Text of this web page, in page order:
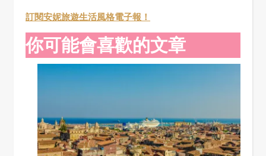
訂閱安妮旅遊生活風格電子報！
你可能會喜歡的文章